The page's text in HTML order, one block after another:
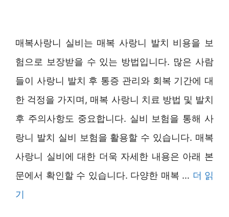
매복사랑니 실비는 매복 사랑니 발치 비용을 보
험으로 보장받을 수 있는 방법입니다. 많은 사람
들이 사랑니 발치 후 통증 관리와 회복 기간에 대
한 걱정을 가지며, 매복 사랑니 치료 방법 및 발치
후 주의사항도 중요합니다. 실비 보험을 통해 사
랑니 발치 실비 보험을 활용할 수 있습니다. 매복
사랑니 실비에 대한 더욱 자세한 내용은 아래 본
문에서 확인할 수 있습니다. 다양한 매복 … 더 읽
기